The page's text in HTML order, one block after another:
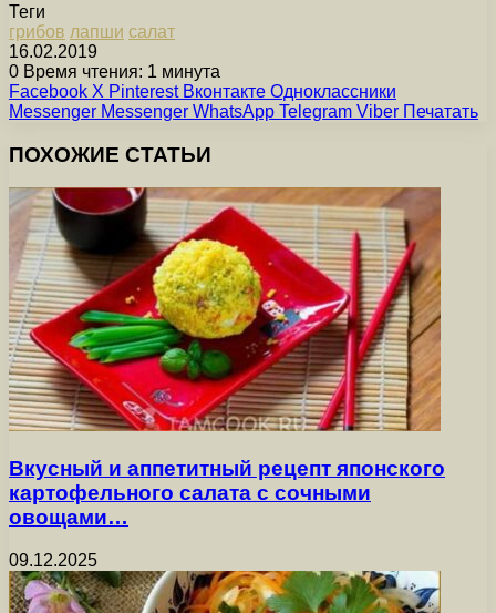
Теги
грибов лапши салат
16.02.2019
0 Время чтения: 1 минута
Facebook X Pinterest Вконтакте Одноклассники
Messenger Messenger WhatsApp Telegram Viber Печатать
ПОХОЖИЕ СТАТЬИ
Вкусный и аппетитный рецепт японского
картофельного салата с сочными
овощами…
09.12.2025